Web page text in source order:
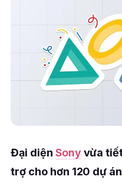
Đại diện Sony vừa
trợ cho hơn 120 dự